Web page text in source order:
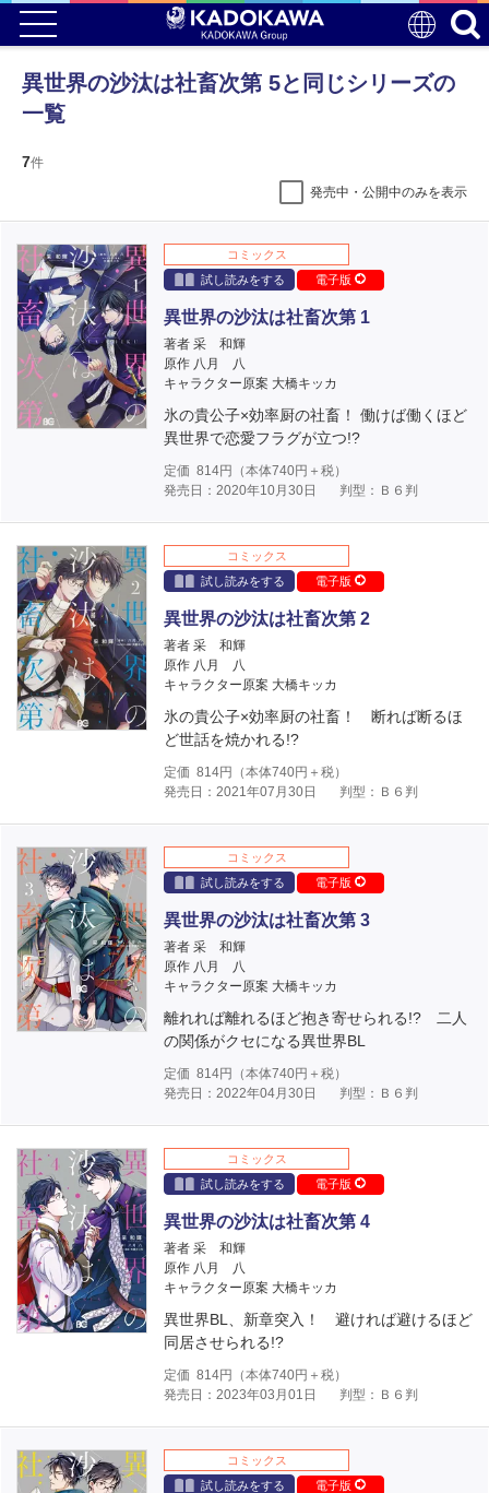
異世界の沙汰は社畜次第 5と同じシリーズの
一覧
7件
発売中・公開中のみを表示
コミックス
試し読みをする
電子版
異世界の沙汰は社畜次第 1
著者 采 和輝
原作 八月 八
キャラクター原案 大橋キッカ
氷の貴公子×効率厨の社畜！ 働けば働くほど
異世界で恋愛フラグが立つ!?
定価 814円（本体740円＋税）
発売日：2020年10月30日
判型：Ｂ６判
コミックス
試し読みをする
電子版
異世界の沙汰は社畜次第 2
著者 采 和輝
原作 八月 八
キャラクター原案 大橋キッカ
氷の貴公子×効率厨の社畜！ 断れば断るほ
ど世話を焼かれる!?
定価 814円（本体740円＋税）
発売日：2021年07月30日
判型：Ｂ６判
コミックス
試し読みをする
電子版
異世界の沙汰は社畜次第 3
著者 采 和輝
原作 八月 八
キャラクター原案 大橋キッカ
離れれば離れるほど抱き寄せられる!? 二人
の関係がクセになる異世界BL
定価 814円（本体740円＋税）
発売日：2022年04月30日
判型：Ｂ６判
コミックス
試し読みをする
電子版
異世界の沙汰は社畜次第 4
著者 采 和輝
原作 八月 八
キャラクター原案 大橋キッカ
異世界BL、新章突入！ 避ければ避けるほど
同居させられる!?
定価 814円（本体740円＋税）
発売日：2023年03月01日
判型：Ｂ６判
コミックス
試し読みをする
電子版